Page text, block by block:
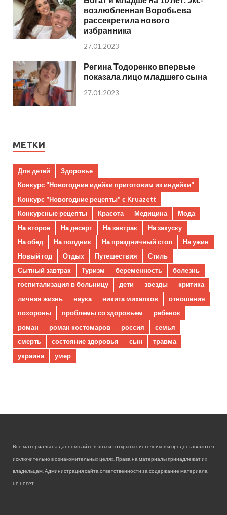
возлюбленная Воробьева
рассекретила нового
избранника
27.01.2023
Регина Тодоренко впервые
показала лицо младшего сына
27.01.2023
МЕТКИ
Для детей
Здоровье
Конкурс "Новогодние идейки приготовим из индейки"
Конкурс "Новогодние рецепты" с Kruazett
Конкурсные рецепты
Красота Медицина
Мода
На второе
На десерт На завтрак
На закуску
На обед
На полдник На праздничный стол
На ужин
Новый год
Отдых Путешествия
Стиль
Сытный завтрак
Туризм беременность
болезнь
госпитализация в больницу
дети звезды
критика
личная жизнь
наука никита михалков
отношения
похороны
проблемы со здоровьем
ребенок
роман
роман костомаров россия
семья
смерть
состояние здоровья сын
травма
украина
умер
Все материалы на данном сайте взяты из открытых источников и предоставляются
исключительно в ознакомительных целях. Права на материалы принадлежат их
владельцам. Администрация сайта ответственности за содержание материала
не несет.